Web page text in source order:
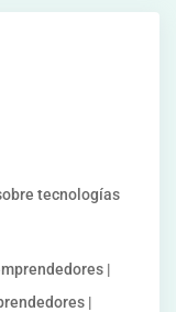
tecnologías
|
|